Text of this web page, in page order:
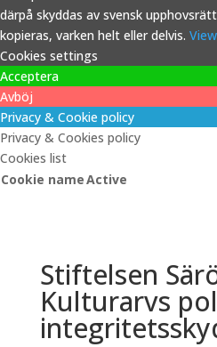
därpå skyddas av svensk
kopieras, varken helt eller delvis.
Cookies settings
Acceptera
Avböj
Privacy & Cookie policy
Privacy & Cookies policy
Cookies list
Cookie nameActive
Stiftelsen
Kulturarvs